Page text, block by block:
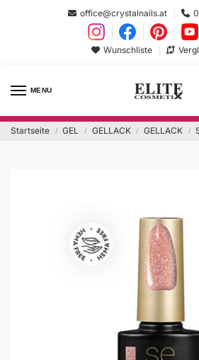
office@crystalnails.at
Wunschliste
MENU
Startseite / GEL / GELLACK / GELLACK /